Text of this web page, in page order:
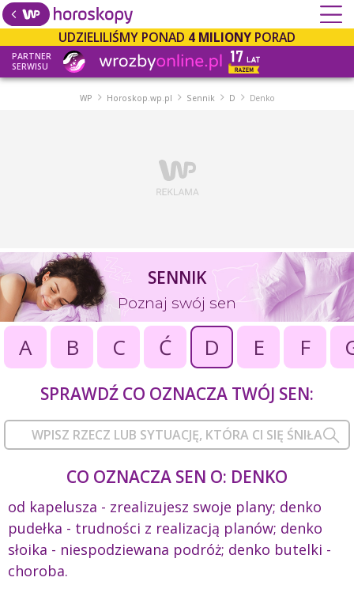
UDZIELILIŚMY PONAD 4 MILIONY PORAD
PARTNER
SERWISU
WP Horoskop.wp.pl Sennik D Denko
SENNIK
Poznaj swój sen
A B C Ć D E F
SPRAWDŹ CO OZNACZA TWÓJ SEN:
CO OZNACZA SEN O: DENKO
od kapelusza - zrealizujesz swoje plany; denko
pudełka - trudności z realizacją planów; denko
słoika - niespodziewana podróż; denko butelki -
choroba.